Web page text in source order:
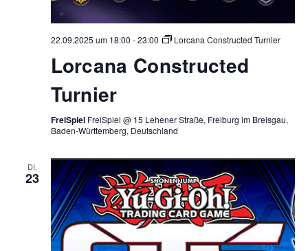
22.09.2025 um 18:00 -23:00 Lorcana Constructed Turnier
Lorcana Constructed
Turnier
FreiSpiel FreiSpiel @ 15 Lehener Straße, Freiburg im Breisgau,
Baden-Württemberg, Deutschland
DI.
23